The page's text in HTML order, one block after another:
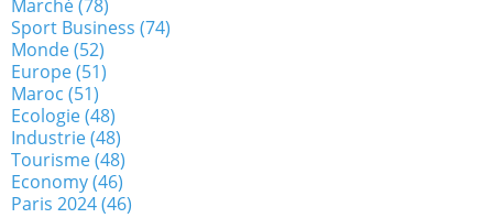
Marché(78)
Sport Business (74)
Monde(52)
Europe(51)
Maroc (51)
Ecologie(48)
Industrie(48)
Tourisme(48)
Economy(46)
Paris 2024(46)